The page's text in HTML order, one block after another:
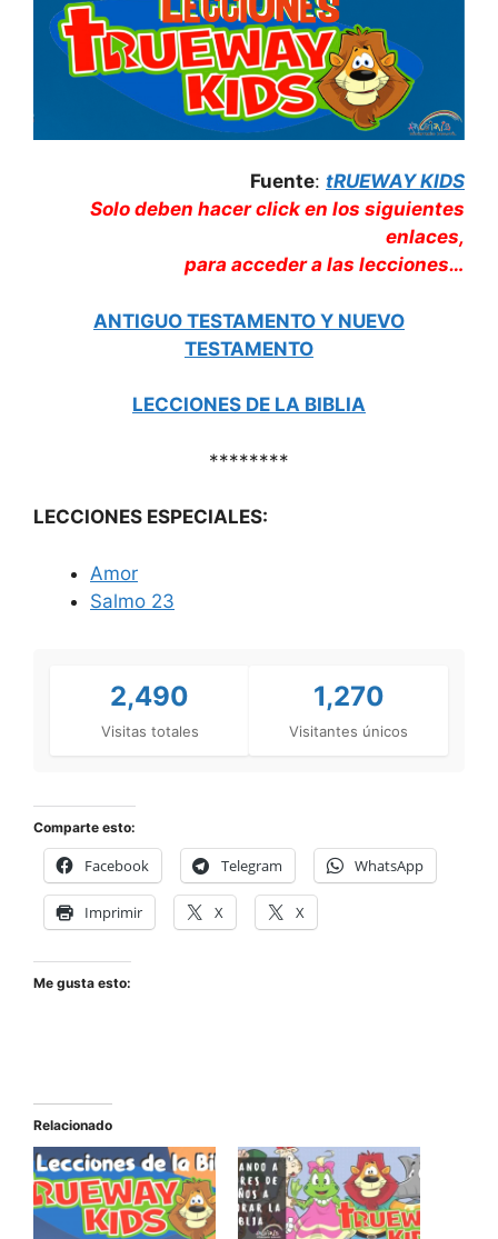
Fuente: tRUEWAY KIDS
Solo deben hacer click en los siguientes
enlaces,
para acceder a las lecciones…
ANTIGUO TESTAMENTO Y NUEVO
TESTAMENTO
LECCIONES DE LA BIBLIA
********
LECCIONES ESPECIALES:
Amor
Salmo 23
2,490
Visitas totales
1,270
Visitantes únicos
Comparte esto:
Facebook Telegram WhatsApp
Imprimir X X
Me gusta esto:
Relacionado